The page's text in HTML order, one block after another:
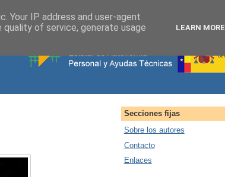
Secciones fijas
Sobre los autores
Contacto
Enlaces
Your IP address and user-agent
of service, generate usage
LEARN MORE